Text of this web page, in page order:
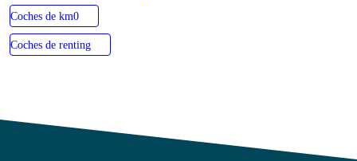
Coches de segunda mano
Coches de km0